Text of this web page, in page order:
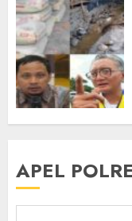
APEL